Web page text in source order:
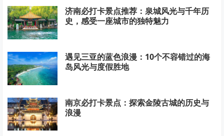
济南必打卡景点推荐：泉城风光与千年历
史，感受一座城市的独特魅力
遇见三亚的蓝色浪漫：10个不容错过的海
岛风光与度假胜地
南京必打卡景点：探索金陵古城的历史与
浪漫